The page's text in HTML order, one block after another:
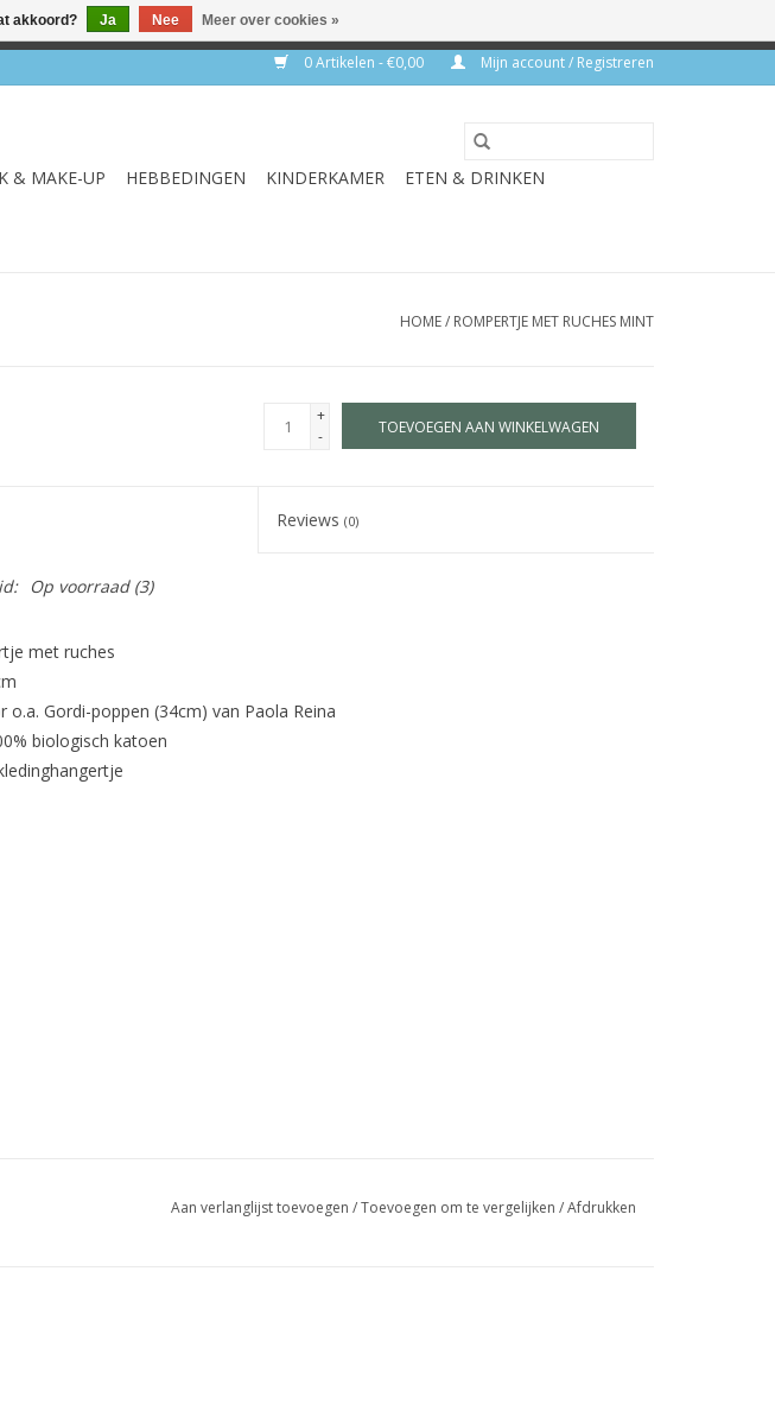
0 Artikelen - €0,00 Mijn account / Registreren
& MAKE-UP HEBBEDINGEN KINDERKAMER
ETEN & DRINKEN
HOME/ ROMPERTJE MET RUCHES MINT
+
-
TOEVOEGEN AAN WINKELWAGEN
Reviews(0)
Op voorraad(3)
met ruches
o.a. Gordi-poppen (34cm) van Paola Reina
biologisch katoen
Aan verlanglijst toevoegen /Toevoegen om te vergelijken /Afdrukken
akkoord? Ja Nee Meer over cookies »
€75 ✔ Levertijd 1-3 werkdagen